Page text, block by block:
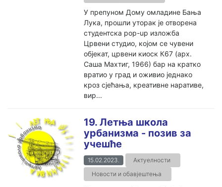
У препуном Дому омладине Бања
Лука, прошли уторак је отворена
студентска pop-up изложба
Црвени студио, којом се чувени
објекат, црвени киоск К67 (арх.
Саша Махтиг, 1966) бар на кратко
вратио у град и оживио једнако
кроз сјећања, креативне наративе,
вир...
19. Летња школа
урбанизма - позив за
учешће
15.02.2023.
Актуелности
Новости и обавјештења